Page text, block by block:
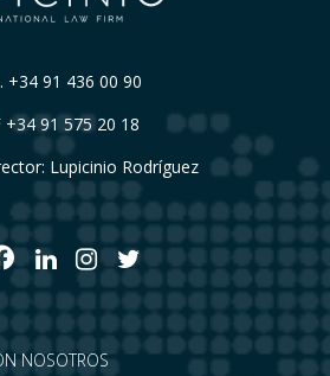
+34 91 436 00 90
+34 91 575 20 18
Lupicinio Rodríguez
NOSOTROS